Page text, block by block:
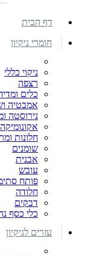
דף הבית
חומרי ניקיון
ניקוי כללי
רצפה
כלים
אמבטיה
נירוסטה
חלונות
שומנים
אבנית
עובש
פותח
חלודה
דבקים
כלי כסף
עזרים לניקיון